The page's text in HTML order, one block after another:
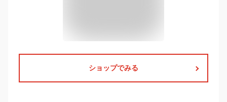
ショップでみる